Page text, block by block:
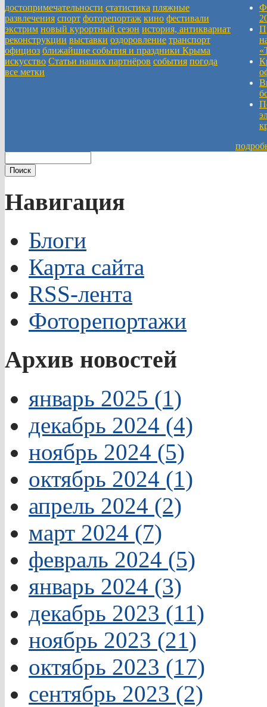
достопримечательности статистика пляжные
развлечения спорт фоторепортаж кино фестивали
экстрим новый курортный сезон история, антиквариат
реконструкции выставки оздоровление транспорт
официоз ближайшие события и праздники Крыма
искусство Статьи наших партнёров события погода
все метки
Навигация
Блоги
Карта сайта
RSS-лента
Фоторепортажи
Архив новостей
январь 2025 (1)
декабрь 2024 (4)
ноябрь 2024 (5)
октябрь 2024 (1)
апрель 2024 (2)
март 2024 (7)
февраль 2024 (5)
январь 2024 (3)
декабрь 2023 (11)
ноябрь 2023 (21)
октябрь 2023 (17)
сентябрь 2023 (2)